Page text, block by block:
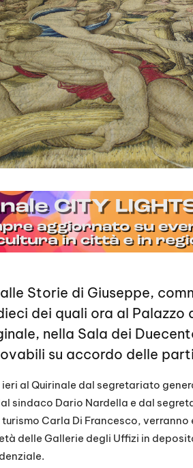
Storie di Giuseppe,
dei quali ora al
nella Sala dei
su accordo delle
al Quirinale dal segretariato
sindaco Dario Nardella e dal
Carla Di Francesco,
delle Gallerie degli Uffizi in